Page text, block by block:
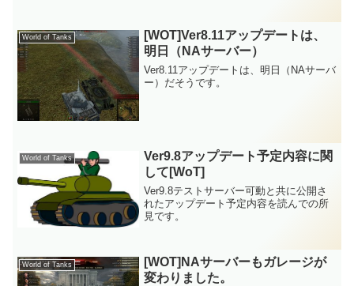
ロの人？」とか思いますが当方は、暇つ
ぶしにプレイする...
World of Tanks
[WOT]Ver8.11アップデートは、
明日（NAサーバー）
Ver8.11アップデートは、明日（NAサーバ
ー）だそうです。
World of Tanks
Ver9.8アップデート予定内容に関
して[WoT]
Ver9.8テストサーバー可動と共に公開さ
れたアップデート予定内容を読んでの所
見です。
World of Tanks
[WOT]NAサーバーもガレージが
変わりました。